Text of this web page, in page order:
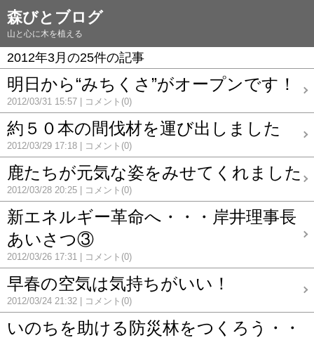
森びとブログ
山と心に木を植える
2012年3月の25件の記事
明日から“みちくさ”がオープンです！
2012/03/31 15:57 コメント(0)
約５０本の間伐材を運び出しました
2012/03/29 17:18 コメント(0)
鹿たちが元気な姿をみせてくれました
2012/03/28 20:25 コメント(0)
新エネルギー革命へ・・・岸井理事長
あいさつ③
2012/03/26 17:31 コメント(0)
早春の空気は気持ちがいい！
2012/03/24 21:32 コメント(0)
いのちを助ける防災林をつくろう・・